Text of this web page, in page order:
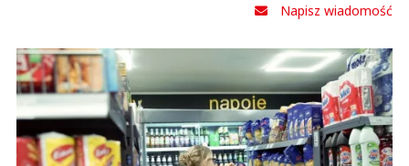
Napisz wiadomość